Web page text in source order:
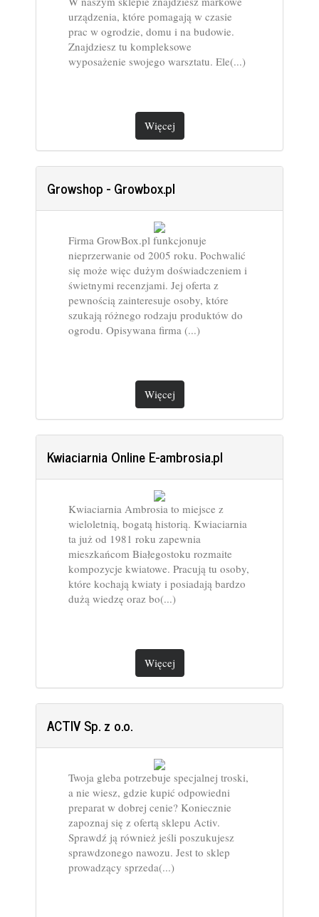
urządzenia, które pomagają w czasie
prac w ogrodzie, domu i na budowie.
Znajdziesz tu kompleksowe
wyposażenie swojego warsztatu. Ele(...)
Więcej
Growshop - Growbox.pl
Firma GrowBox.pl funkcjonuje
nieprzerwanie od 2005 roku. Pochwalić
się może więc dużym doświadczeniem i
świetnymi recenzjami. Jej oferta z
pewnością zainteresuje osoby, które
szukają różnego rodzaju produktów do
ogrodu. Opisywana firma (...)
Więcej
Kwiaciarnia Online E-ambrosia.pl
Kwiaciarnia Ambrosia to miejsce z
wieloletnią, bogatą historią. Kwiaciarnia
ta już od 1981 roku zapewnia
mieszkańcom Białegostoku rozmaite
kompozycje kwiatowe. Pracują tu osoby,
które kochają kwiaty i posiadają bardzo
dużą wiedzę oraz bo(...)
Więcej
ACTIV Sp. z o.o.
Twoja gleba potrzebuje specjalnej troski,
a nie wiesz, gdzie kupić odpowiedni
preparat w dobrej cenie? Koniecznie
zapoznaj się z ofertą sklepu Activ.
Sprawdź ją również jeśli poszukujesz
sprawdzonego nawozu. Jest to sklep
prowadzący sprzeda(...)